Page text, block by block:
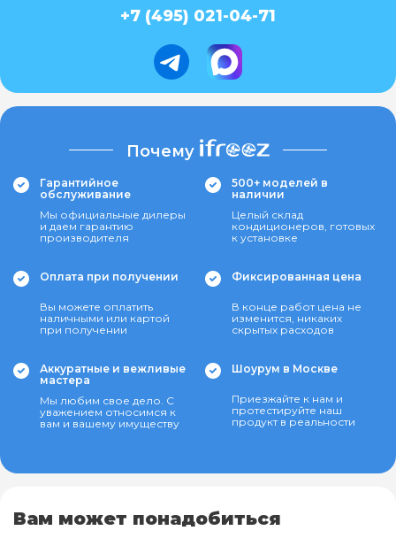
+7 (495) 021-04-71
Почему
Гарантийное
обслуживание
Мы официальные дилеры
и даем гарантию
производителя
500+ моделей в
наличии
Целый склад
кондиционеров, готовых
к установке
Оплата при получении
Вы можете оплатить
наличными или картой
при получении
Фиксированная цена
В конце работ цена не
изменится, никаких
скрытых расходов
Аккуратные и вежливые
мастера
Мы любим свое дело. С
уважением относимся к
вам и вашему имуществу
Шоурум в Москве
Приезжайте к нам и
протестируйте наш
продукт в реальности
Вам может понадобиться